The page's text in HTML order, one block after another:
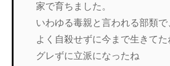
家で育ちました。
いわゆる毒親と言われる部類で
よく自殺せずに今まで生きてた
グレずに立派になったね